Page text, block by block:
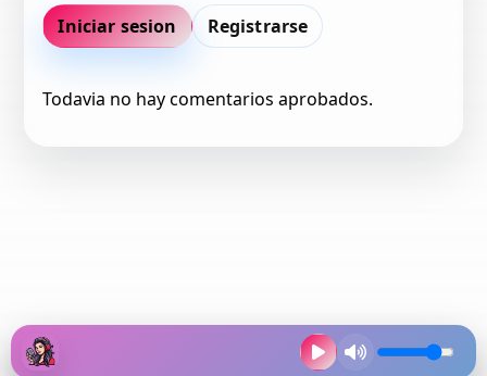
Iniciar sesion Registrarse
Todavia no hay comentarios aprobados.